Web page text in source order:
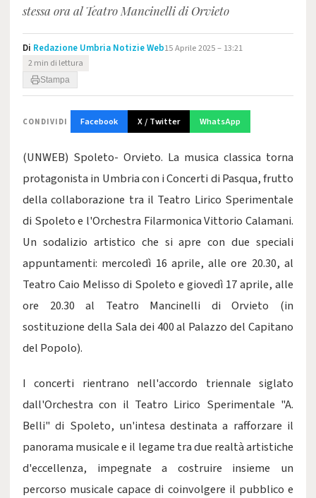
stessa ora al Teatro Mancinelli di Orvieto
Di Redazione Umbria Notizie Web15 Aprile 2025 – 13:21
2 min di lettura
Stampa
CONDIVIDI Facebook X / Twitter WhatsApp
(UNWEB) Spoleto- Orvieto. La musica classica torna
protagonista in Umbria con i Concerti di Pasqua, frutto
della collaborazione tra il Teatro Lirico Sperimentale
di Spoleto e l'Orchestra Filarmonica Vittorio Calamani.
Un sodalizio artistico che si apre con due speciali
appuntamenti: mercoledì 16 aprile, alle ore 20.30, al
Teatro Caio Melisso di Spoleto e giovedì 17 aprile, alle
ore 20.30 al Teatro Mancinelli di Orvieto (in
sostituzione della Sala dei 400 al Palazzo del Capitano
del Popolo).
I concerti rientrano nell'accordo triennale siglato
dall'Orchestra con il Teatro Lirico Sperimentale "A.
Belli" di Spoleto, un'intesa destinata a rafforzare il
panorama musicale e il legame tra due realtà artistiche
d'eccellenza, impegnate a costruire insieme un
percorso musicale capace di coinvolgere il pubblico e